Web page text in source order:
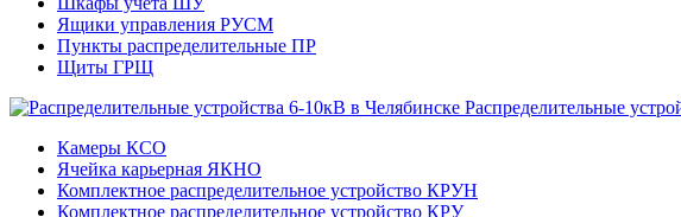
Ящики управления РУСМ
Пункты распределительные ПР
Щиты ГРЩ
Распределительные
Камеры КСО
Ячейка карьерная ЯКНО
Комплектное распределительное устройство КРУН
Комплектное распределительное устройство КРУ